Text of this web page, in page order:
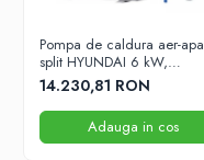
Pompa de caldura aer-apa
split HYUNDAI 6 kW,
monofazata, pentru
incalzire/racire, agent
frigorific R32, clasa
energetica A+++
14.230,81 RON
Adauga in cos